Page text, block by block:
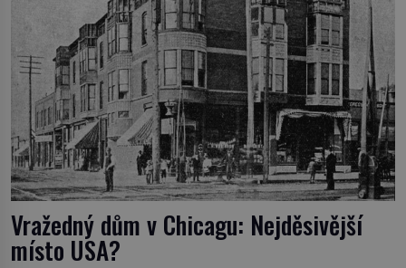
Vražedný dům v Chicagu: Nejděsivější
místo USA?